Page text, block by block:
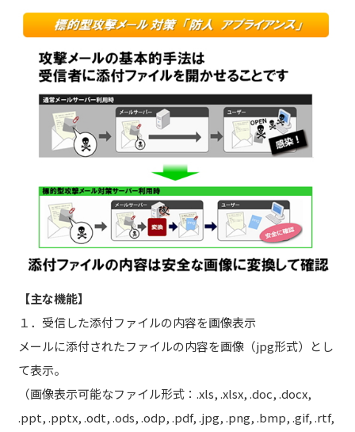
【主な機能】
１．受信した添付ファイルの内容を画像表示
メールに添付されたファイルの内容を画像（jpg形式）とし
て表示。
（画像表示可能なファイル形式：.xls, .xlsx, .doc, .docx,
.ppt, .pptx, .odt, .ods, .odp, .pdf, .jpg, .png, .bmp, .gif, .rtf,